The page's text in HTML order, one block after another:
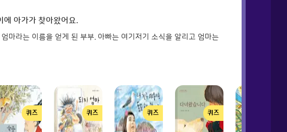
에 아가가 찾아왔어요.
마라는 이름을 얻게 된 부부. 아빠는 여기저기 소식을 알리고 엄마는
퀴즈 퀴즈 퀴즈 퀴즈